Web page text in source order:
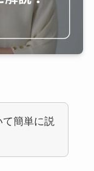
て簡単に説